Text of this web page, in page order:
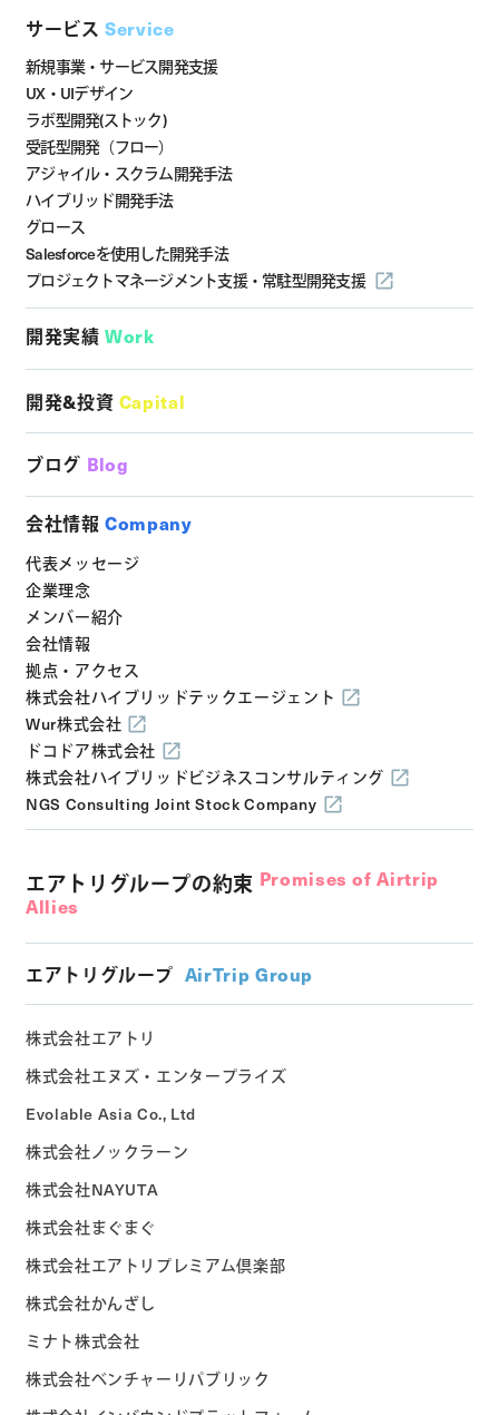
サービス Service
新規事業・サービス開発支援
UX・UIデザイン
ラボ型開発(ストック)
受託型開発（フロー）
アジャイル・スクラム開発手法
ハイブリッド開発手法
グロース
Salesforceを使用した開発手法
プロジェクトマネージメント支援・ 常駐型開発支援
開発実績 Work
開発&投資 Capital
ブログ Blog
会社情報 Company
代表メッセージ
企業理念
メンバー紹介
会社情報
拠点・アクセス
株式会社ハイブリッドテックエージェント
Wur株式会社
ドコドア株式会社
株式会社ハイブリッドビジネスコンサルティング
NGS Consulting Joint Stock Company
エアトリグループの約束 Promises of Airtrip
Allies
エアトリグループ AirTrip Group
株式会社エアトリ
株式会社エヌズ・エンタープライズ
Evolable Asia Co., Ltd
株式会社ノックラーン
株式会社NAYUTA
株式会社まぐまぐ
株式会社エアトリプレミアム倶楽部
株式会社かんざし
ミナト株式会社
株式会社ベンチャーリパブリック